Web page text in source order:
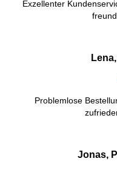
Exzellenter
Problemlose
Jonas,